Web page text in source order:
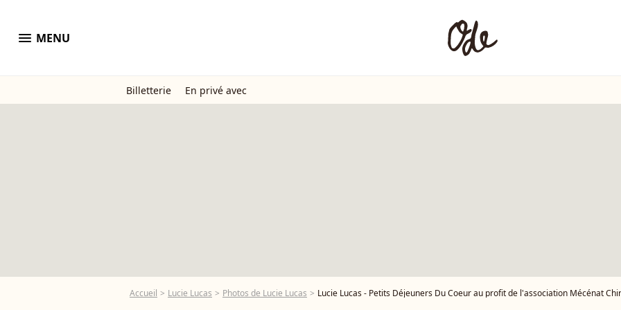
menu MENU
Billetterie En privé avec
Accueil Lucie Lucas Photos de Lucie Lucas Lucie Lucas - Petits Déjeuners Du Coeur au profit de l'association Mécénat Chirurgie Cardiaque au Café de la